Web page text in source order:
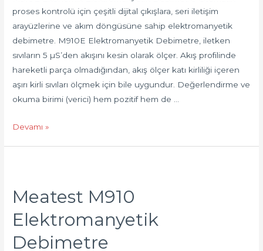
proses kontrolü için çeşitli dijital çıkışlara, seri iletişim
arayüzlerine ve akım döngüsüne sahip elektromanyetik
debimetre. M910E Elektromanyetik Debimetre, iletken
sıvıların 5 µS’den akışını kesin olarak ölçer. Akış profilinde
hareketli parça olmadığından, akış ölçer katı kirliliği içeren
aşırı kirli sıvıları ölçmek için bile uygundur. Değerlendirme ve
okuma birimi (verici) hem pozitif hem de …
Devamı »
Meatest M910
Elektromanyetik
Debimetre